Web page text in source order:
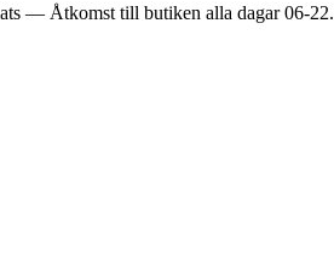
— Åtkomst till butiken alla dagar 06-22.